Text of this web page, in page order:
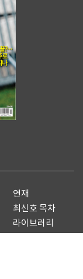
연재
최신호 목차
라이브러리